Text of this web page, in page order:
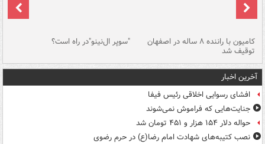
کامیون با راننده ۸ ساله در اصفهان
توقیف شد
"سوپر ال‌نینو"در راه است؟
آخرین اخبار
افشای رسوایی اخلاقی رئیس فیفا
جنایت‌هایی که فراموش نمی‌شوند
حواله دلار ۱۵۴ هزار و ۴۵۱ تومان شد
نصب کتیبه‌های شهادت امام رضا(ع) در حرم رضوی